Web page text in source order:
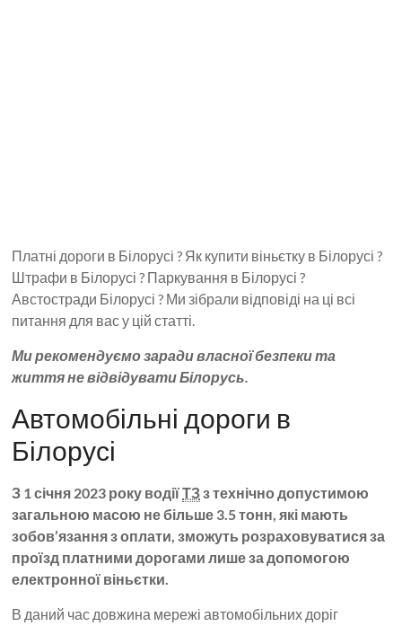
Платні дороги в Білорусі ? Як купити віньєтку в Білорусі ?
Штрафи в Білорусі ? Паркування в Білорусі ?
Австостради Білорусі ? Ми зібрали відповіді на ці всі
питання для вас у цій статті.
Ми рекомендуємо заради власної безпеки та
життя не відвідувати Білорусь.
Автомобільні дороги в
Білорусі
З 1 січня 2023 року водіїТЗз технічно допустимою
загальною масою не більше 3.5 тонн, які мають
зобов’язання з оплати, зможуть розраховуватися за
проїзд платними дорогами лише за допомогою
електронної віньєтки.
В даний час довжина мережі автомобільних доріг